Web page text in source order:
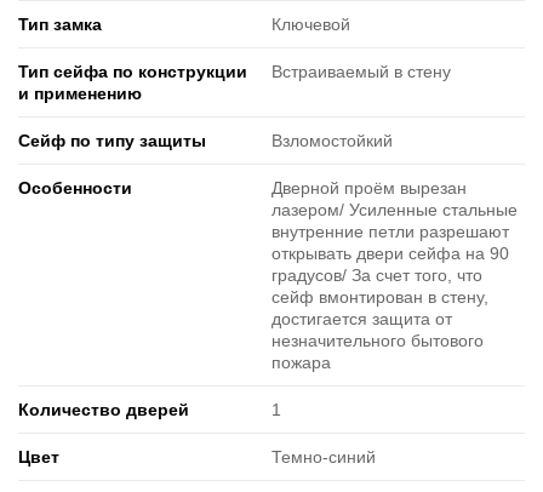
Тип замка Ключевой
Тип сейфа по конструкции
и применению
Встраиваемый в стену
Сейф по типу защиты Взломостойкий
Особенности
Дверной проём вырезан
лазером/ Усиленные стальные
внутренние петли разрешают
открывать двери сейфа на 90
градусов/ За счет того, что
сейф вмонтирован в стену,
достигается защита от
незначительного бытового
пожара
Количество дверей 1
Цвет Темно-синий